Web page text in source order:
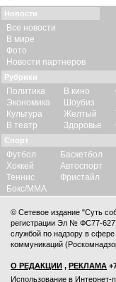
Новости
Все новости
В мире
Фото
Новости партнеров
Рубрики
Политика
Экономика
Культура
В театр
В кино
Шоубиз
Желтый
Здоровье
Спорт
Футбол
Хоккей
Теннис
Бокс/ММА
Баскетбол
Автоспорт
Фристайл
© Сетевое издание "Суть
регистрации Эл № ФС77-
службой по надзору в
коммуникаций
О РЕДАКЦИИ , РЕКЛАМА
Использование в